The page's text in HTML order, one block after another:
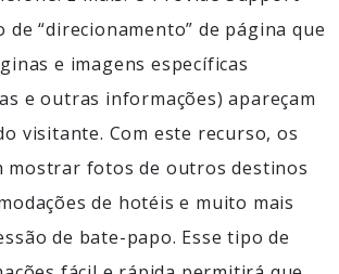
de “direcionamento” de página que
e imagens específicas
e outras informações) apareçam
visitante. Com este recurso, os
mostrar fotos de outros destinos
de hotéis e muito mais
de bate-papo. Esse tipo de